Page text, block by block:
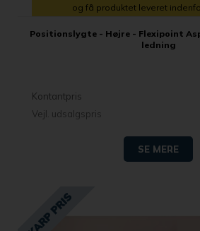
og få produktet leveret
Positionslygte - Højre - Flexipoint
ledning
Kontantpris
Vejl. udsalgspris
SE MERE